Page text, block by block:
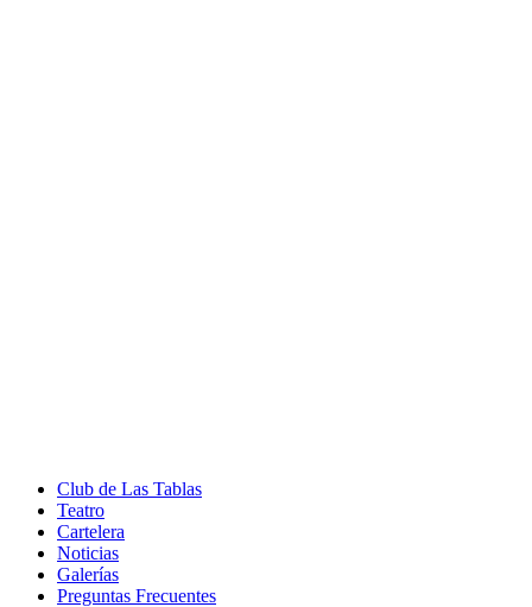
Club de Las Tablas
Teatro
Cartelera
Noticias
Galerías
Preguntas Frecuentes